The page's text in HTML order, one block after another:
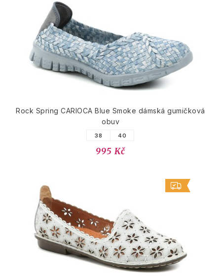
Rock Spring CARIOCA Blue Smoke dámská gumičková
obuv
38 40
995 Kč